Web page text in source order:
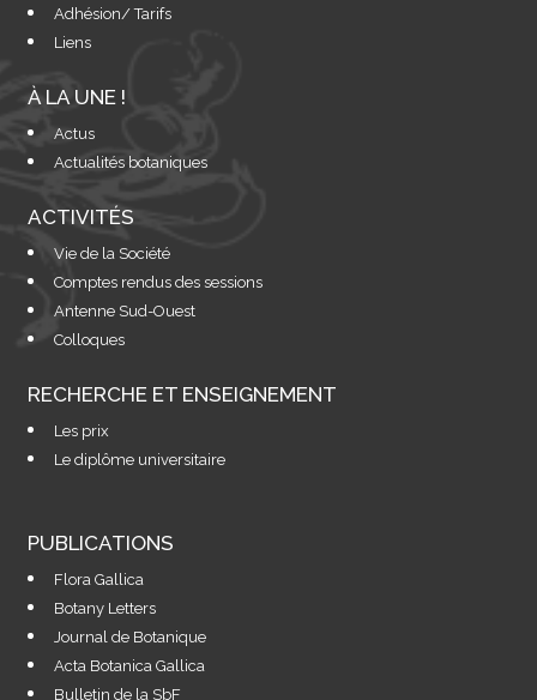
Adhésion/ Tarifs
Liens
À LA UNE !
Actus
Actualités botaniques
ACTIVITÉS
Vie de la Société
Comptes rendus des sessions
Antenne Sud-Ouest
Colloques
RECHERCHE ET ENSEIGNEMENT
Les prix
Le diplôme universitaire
PUBLICATIONS
Flora Gallica
Botany Letters
Journal de Botanique
Acta Botanica Gallica
Bulletin de la SbF